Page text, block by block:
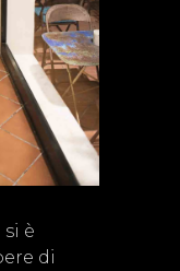
è
di